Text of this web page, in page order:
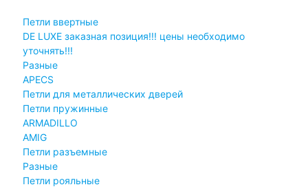
Петли ввертные
DE LUXE заказная позиция!!! цены необходимо
уточнять!!!
Разные
APECS
Петли для металлических дверей
Петли пружинные
ARMADILLO
AMIG
Петли разъемные
Разные
Петли рояльные